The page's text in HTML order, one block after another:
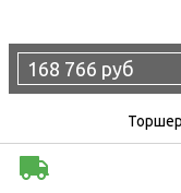
168 766 руб